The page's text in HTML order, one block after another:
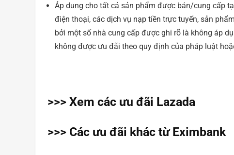
Áp dung cho tất cả sản phẩm được bán/cung cấp
điện thoại, các dịch vụ nạp tiền trực tuyến, sản
bởi một số nhà cung cấp được ghi rõ là không áp
không được ưu đãi theo quy định của pháp luật
>>> Xem các ưu đãi Lazada
>>> Các ưu đãi khác từ Eximbank